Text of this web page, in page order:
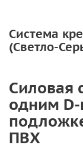
Система
(Светло-
Силовая
одним
ПВХ